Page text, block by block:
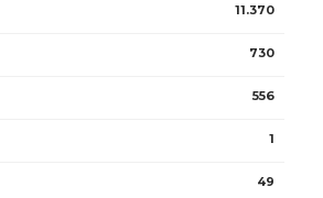
11.370
730
556
1
49